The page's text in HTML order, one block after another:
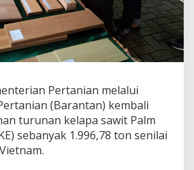
Pertanian melalui
(Barantan) kembali
turunan kelapa sawit Palm
sebanyak 1.996,78 ton senilai